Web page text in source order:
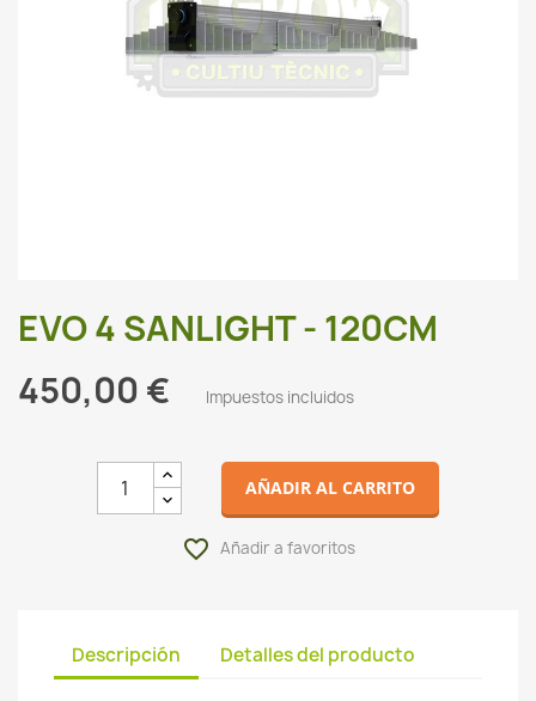
EVO 4 SANLIGHT - 120CM
450,00 €
Impuestos incluidos
AÑADIR AL CARRITO
favorite_border
Descripción Detalles del producto